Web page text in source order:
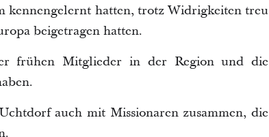
kennengelernt hatten, trotz Widrigkeiten treu
beigetragen hatten.
frühen Mitglieder in der Region und die
auch mit Missionaren zusammen, die